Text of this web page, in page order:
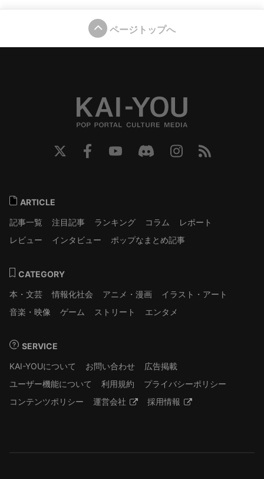
ページトップへ
ARTICLE
記事一覧
注目記事 ランキング コラム
レポート
レビュー
インタビュー ポップなまとめ記事
CATEGORY
本・文芸
情報化社会 アニメ・漫画
イラスト・アート
音楽・映像
ゲーム ストリート エンタメ
SERVICE
KAI-YOUについて
お問い合わせ
広告掲載
ユーザー機能について
利用規約
プライバシーポリシー
コンテンツポリシー
運営会社 採用情報